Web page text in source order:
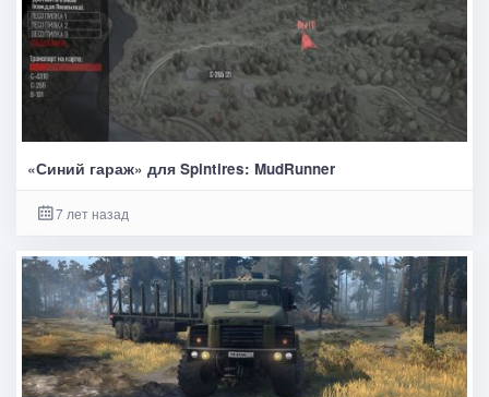
«Синий гараж» для Spintires: MudRunner
7 лет назад